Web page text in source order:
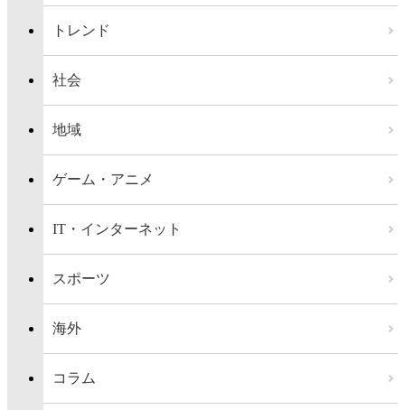
トレンド
社会
地域
ゲーム・アニメ
IT・インターネット
スポーツ
海外
コラム